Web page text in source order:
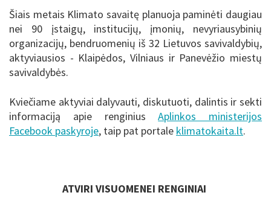
Šiais metais Klimato savaitę planuoja paminėti daugiau
nei 90 įstaigų, institucijų, įmonių, nevyriausybinių
organizacijų, bendruomenių iš 32 Lietuvos savivaldybių,
aktyviausios - Klaipėdos, Vilniaus ir Panevėžio miestų
savivaldybės.
Kviečiame aktyviai dalyvauti, diskutuoti, dalintis ir sekti
informaciją apie renginiusAplinkos ministerijos
Facebook paskyroje, taip pat portale klimatokaita.lt.
ATVIRI VISUOMENEI RENGINIAI